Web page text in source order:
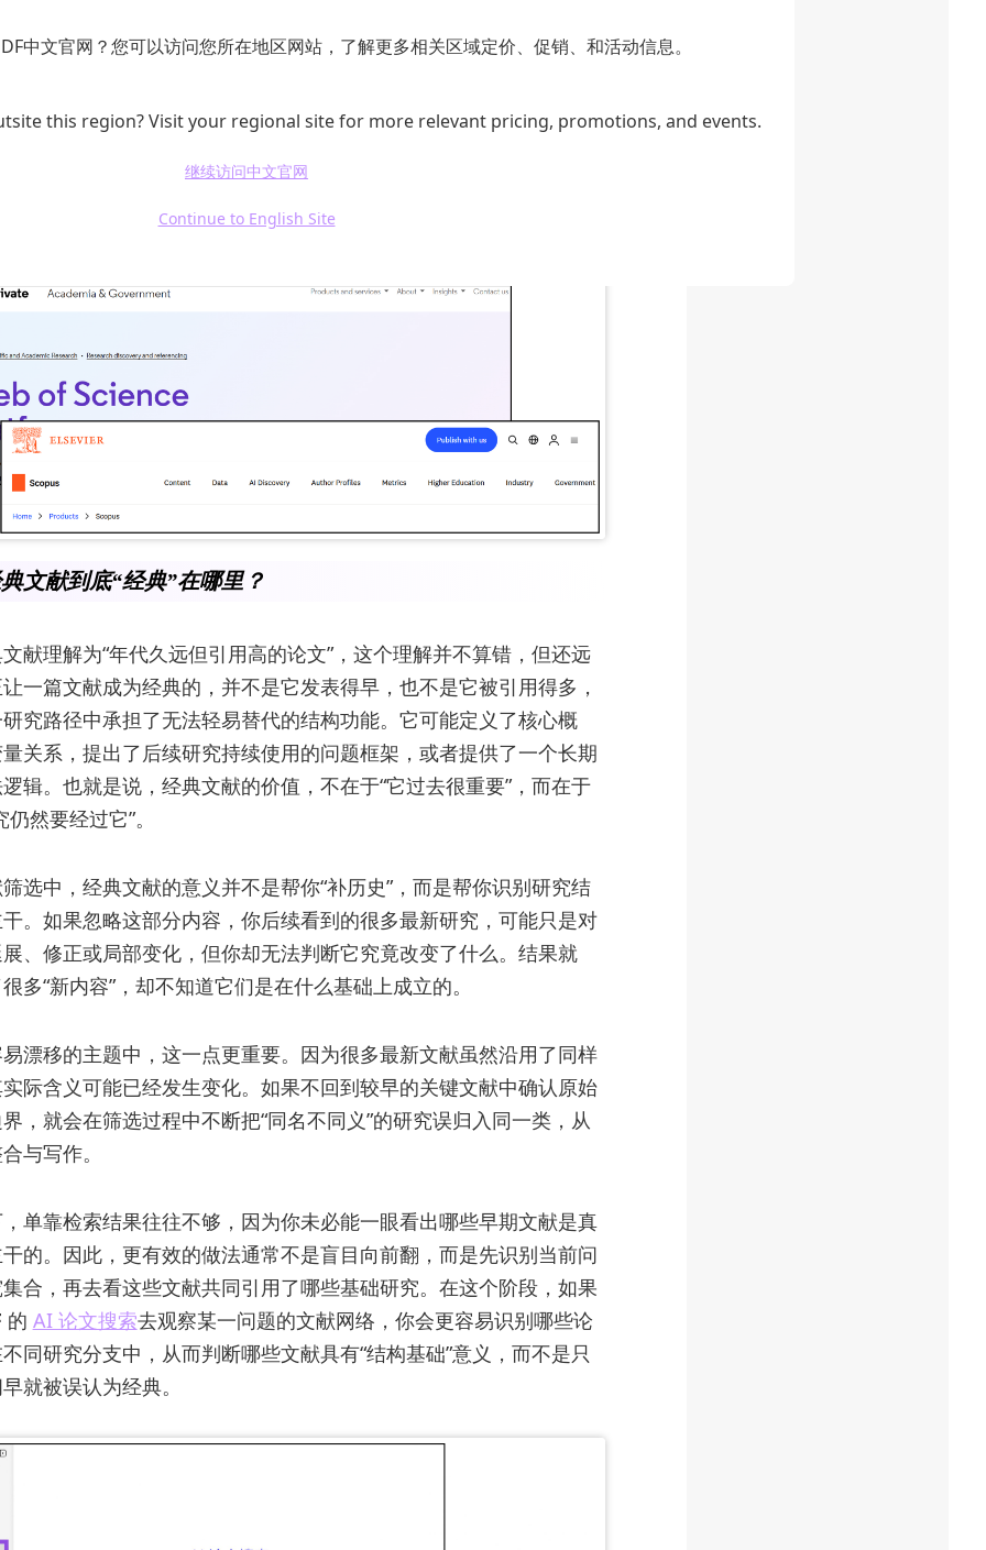
中文官网？您可以访问您所在地区网站，了解更多相关区域定价、促销、和活动信息。
this region? Visit your regional site for more relevant pricing, promotions, and events.
继续访问中文官网
Continue to English Site
果叠加时间筛选条件，很多早期关键文献甚至会直接从可见结果中
你看到的只是“在当前筛选条件下仍然可见的文献”，而不是完整的
文献到底“经典”在哪里？
献理解为“年代久远但引用高的论文”，这个理解并不算错，但还远
一篇文献成为经典的，并不是它发表得早，也不是它被引用得多，
究路径中承担了无法轻易替代的结构功能。它可能定义了核心概
关系，提出了后续研究持续使用的问题框架，或者提供了一个长期
辑。也就是说，经典文献的价值，不在于“它过去很重要”，而在于
然要经过它”。
选中，经典文献的意义并不是帮你“补历史”，而是帮你识别研究结
。如果忽略这部分内容，你后续看到的很多最新研究，可能只是对
、修正或局部变化，但你却无法判断它究竟改变了什么。结果就
多“新内容”，却不知道它们是在什么基础上成立的。
漂移的主题中，这一点更重要。因为很多最新文献虽然沿用了同样
际含义可能已经发生变化。如果不回到较早的关键文献中确认原始
，就会在筛选过程中不断把“同名不同义”的研究误归入同一类，从
与写作。
单靠检索结果往往不够，因为你未必能一眼看出哪些早期文献是真
的。因此，更有效的做法通常不是盲目向前翻，而是先识别当前问
合，再去看这些文献共同引用了哪些基础研究。在这个阶段，如果
的 AI 论文搜索去观察某一问题的文献网络，你会更容易识别哪些论
同研究分支中，从而判断哪些文献具有“结构基础”意义，而不是只
就被误认为经典。